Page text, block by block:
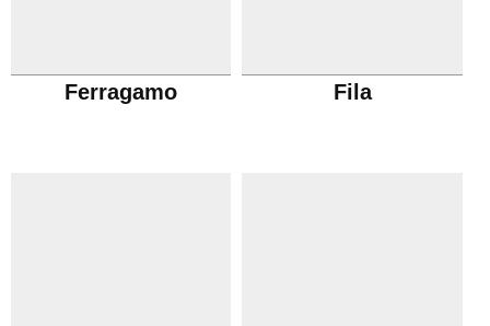
Ferragamo Fila